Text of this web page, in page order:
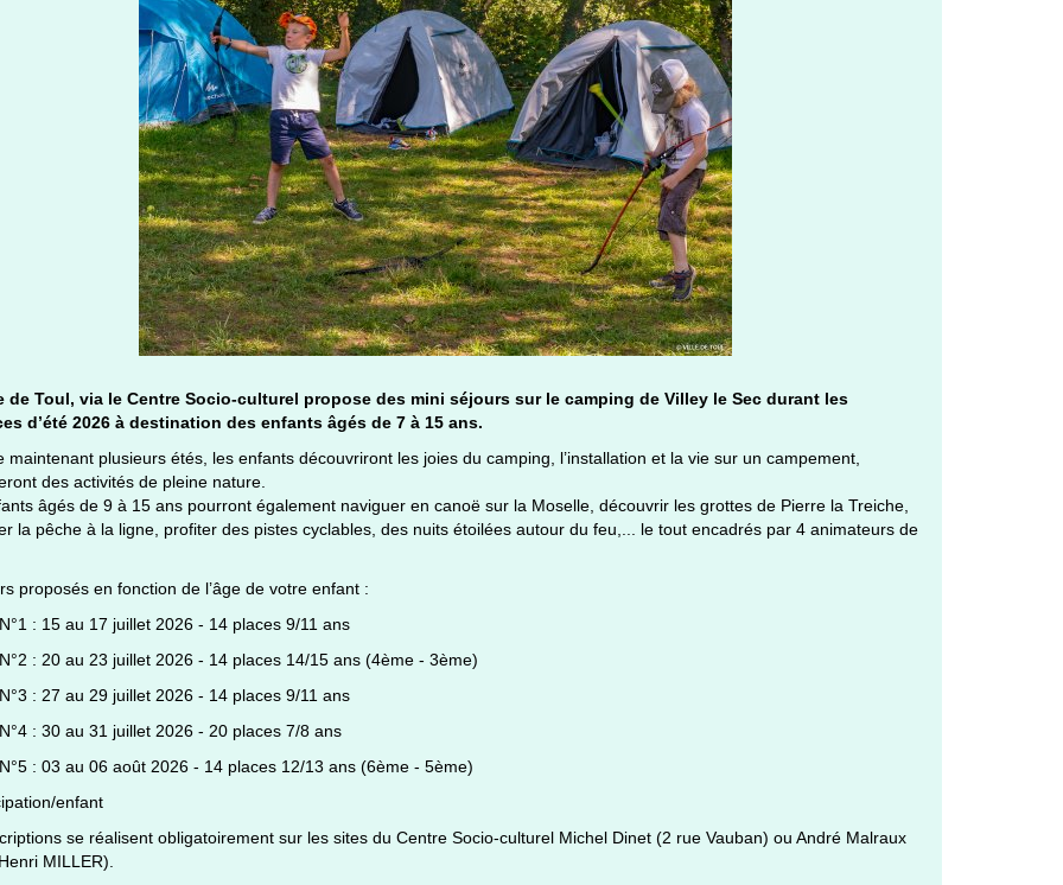
de Toul, via le Centre Socio-culturel propose des mini séjours sur le camping de Villey le Sec durant les
d’été 2026 à destination des enfants âgés de 7 à 15 ans.
maintenant plusieurs étés, les enfants découvriront les joies du camping, l’installation et la vie sur un campement,
des activités de pleine nature.
âgés de 9 à 15 ans pourront également naviguer en canoë sur la Moselle, découvrir les grottes de Pierre la Treiche,
la pêche à la ligne, profiter des pistes cyclables, des nuits étoilées autour du feu,... le tout encadrés par 4 animateurs de
proposés en fonction de l’âge de votre enfant :
: 15 au 17 juillet 2026 - 14 places 9/11 ans
: 20 au 23 juillet 2026 - 14 places 14/15 ans (4ème - 3ème)
: 27 au 29 juillet 2026 - 14 places 9/11 ans
: 30 au 31 juillet 2026 - 20 places 7/8 ans
: 03 au 06 août 2026 - 14 places 12/13 ans (6ème - 5ème)
enfant
se réalisent obligatoirement sur les sites du Centre Socio-culturel Michel Dinet (2 rue Vauban) ou André Malraux
MILLER).